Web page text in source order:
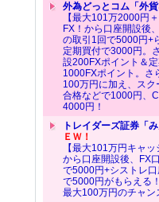
外為どっとコム「外貨
【最大101万2000円
FX！から口座開設後
の取引1回で5000円+
定期買付で3000円。
設200FXポイント＆
1000FXポイント。さ
100万円に加え、スク
合格などで1000円、
4000円！
トレイダーズ証券「み
ＥＷ！
【最大101万円キャ
から口座開設後、FX
で5000円+シストレ口
で5000円がもらえる
最大100万円のチャン